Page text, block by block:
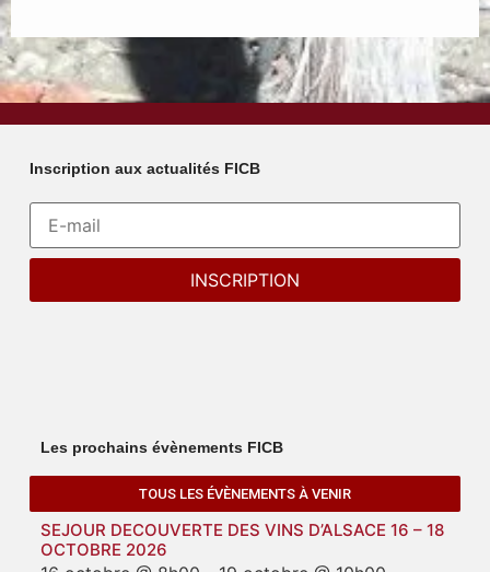
Inscription aux actualités FICB
Les prochains évènements FICB
TOUS LES ÉVÈNEMENTS À VENIR
SEJOUR DECOUVERTE DES VINS D’ALSACE 16 – 18
OCTOBRE 2026